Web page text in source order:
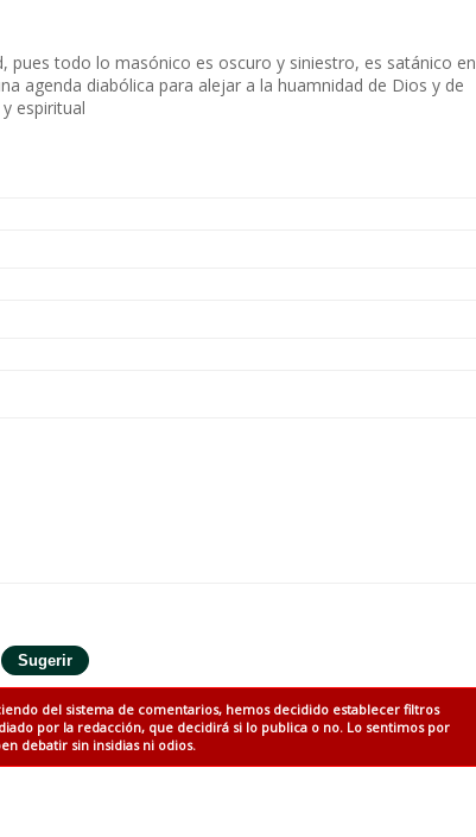
pues todo lo masónico es oscuro y siniestro, es satánico en
agenda diabólica para alejar a la huamnidad de Dios y de
espiritual
del sistema de comentarios, hemos decidido establecer filtros
por la redacción, que decidirá si lo publica o no. Lo sentimos por
debatir sin insidias ni odios.